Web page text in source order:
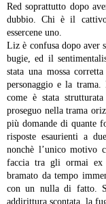
Red soprattutto dopo
dubbio. Chi è il
essercene uno.
Liz è confusa dopo aver
bugie, ed il
stata una mossa
personaggio e la trama.
come è stata
proseguo nella trama
più domande di quante
risposte esaurienti a
nonchè l’unico motivo
faccia tra gli ormai ex
bramato da tempo
con un nulla di fatto.
addirittura scontata, la